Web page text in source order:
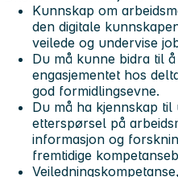
Kunnskap om
den digitale
veilede og undervise
Du må kunne bidra til
engasjementet hos
god formidlingsevne.
Du må ha kjennskap
etterspørsel på
informasjon og
fremtidige